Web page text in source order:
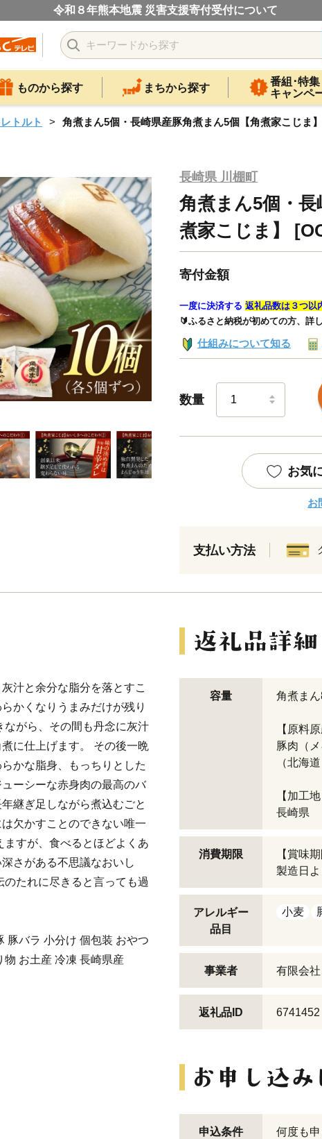
令和８年熊本地震 災害支援寄付受付について
ものから探す まちから探す
番組･特集
キャンペ
トルト 角煮まん5個・長崎県産豚角煮まん5個【角煮家こじま
長崎県 川棚町
角煮まん5個・
煮家こじま】
寄付金額
一度に決済する 返礼品数は３つ以
🔰ふるさと納税が初めての方、詳
仕組みについて知る
数量
お気
お
支払い方法
汁と余分な脂分を落とすこ
かくなりうまみだけが残り
ながら、その間も丹念に灰汁
に仕上げます。 その後一晩
かな脂身、もっちりとした
ーシーな赤身肉の最高のバ
継ぎ足しながら煮込むごと
欠かすことのできない唯一
すが、食べるとほどよくあ
さがある不思議なおいし
たれに尽きると言っても過
豚バラ 小分け 個包装 おやつ
物 お土産 冷凍 長崎県産
容量 角煮ま
【原料
豚肉（
（北海
【加工地
長崎県
消費期限
【賞味期
製造日
アレルギー
品目
小麦
事業者 有限会社
返礼品ID 6741452
申込条件 何度も